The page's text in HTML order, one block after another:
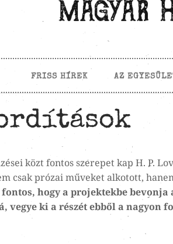
FRISS HÍREK AZ
közt fontos szerepet kap H. P.
csak prózai műveket alkotott,
hogy a projektekbe
vegye ki a részét ebből a nagyon